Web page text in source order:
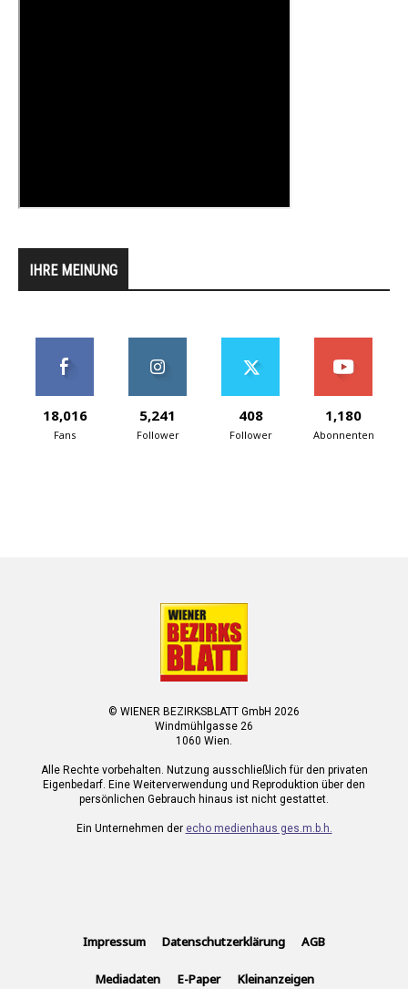
IHRE MEINUNG
18,016
Fans
5,241
Follower
408
Follower
1,180
Abonnenten
© WIENER BEZIRKSBLATT GmbH 2026
Windmühlgasse 26
1060 Wien.
Alle Rechte vorbehalten. Nutzung ausschließlich für den privaten
Eigenbedarf. Eine Weiterverwendung und Reproduktion über den
persönlichen Gebrauch hinaus ist nicht gestattet.
Ein Unternehmen der echo medienhaus ges.m.b.h.
Impressum Datenschutzerklärung AGB
Mediadaten E-Paper Kleinanzeigen